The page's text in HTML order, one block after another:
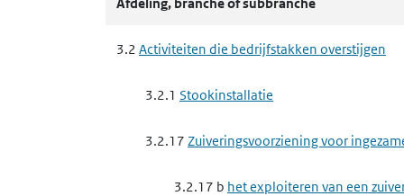
3.3.10 chet tijdelijk opslaan van
3.3.10 dhet ondergronds opslaan van
3.3.13 Verbranden van afvalstoffen in een
Nutssector en industrie
3.2 Activiteiten die bedrijfstakken overstijgen
3.2.1 Stookinstallatie
3.2.17 Zuiveringsvoorziening voor
3.2.17 b het exploiteren van een